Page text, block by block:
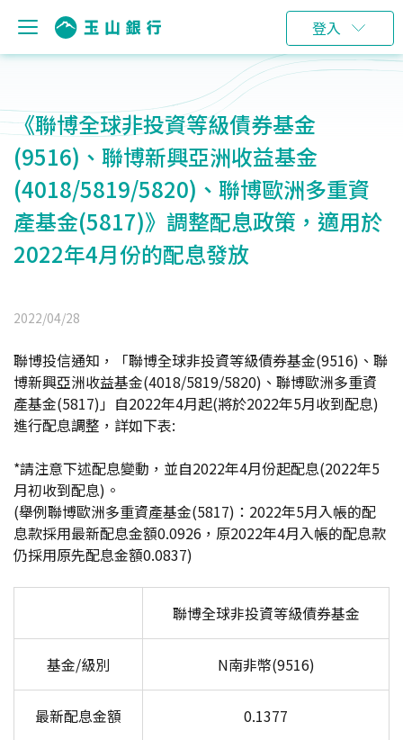
登入
《聯博全球非投資等級債券基金
(9516)、聯博新興亞洲收益基金
(4018/5819/5820)、聯博歐洲多重資
產基金(5817)》調整配息政策，適用於
2022年4月份的配息發放
2022/04/28
聯博投信通知，「聯博全球非投資等級債券基金(9516)、聯
博新興亞洲收益基金(4018/5819/5820)、聯博歐洲多重資
產基金(5817)」自2022年4月起(將於2022年5月收到配息)
進行配息調整，詳如下表:
*請注意下述配息變動，並自2022年4月份起配息(2022年5
月初收到配息)。
(舉例聯博歐洲多重資產基金(5817)：2022年5月入帳的配
息款採用最新配息金額0.0926，原2022年4月入帳的配息款
仍採用原先配息金額0.0837)
聯博全球非投資等級債券基金
基金/級別 N南非幣(9516)
最新配息金額 0.1377